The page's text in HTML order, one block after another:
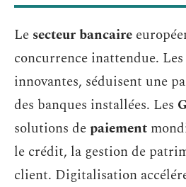
Le secteur bancaire
concurrence inattendue. Les
innovantes, séduisent une
des banques installées. Les
solutions depaiement
le crédit, la gestion de
client. Digitalisation